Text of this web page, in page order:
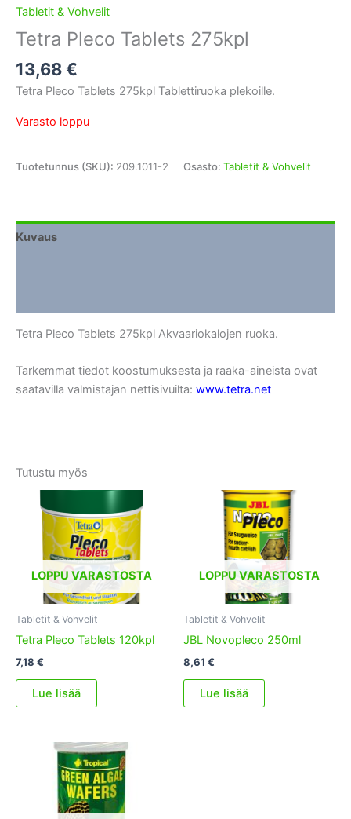
Tabletit & Vohvelit
Tetra Pleco Tablets 275kpl
13,68€
Tetra Pleco Tablets 275kpl Tablettiruoka plekoille.
Varasto loppu
Tuotetunnus (SKU): 209.1011-2 Osasto: Tabletit & Vohvelit
Kuvaus
Tetra Pleco Tablets 275kpl Akvaariokalojen ruoka.
Tarkemmat tiedot koostumuksesta ja raaka-aineista ovat
saatavilla valmistajan nettisivuilta: www.tetra.net
Tutustu myös
LOPPU VARASTOSTA
Tabletit & Vohvelit
Tetra Pleco Tablets 120kpl
7,18 €
Lue lisää
LOPPU VARASTOSTA
Tabletit & Vohvelit
JBL Novopleco 250ml
8,61 €
Lue lisää